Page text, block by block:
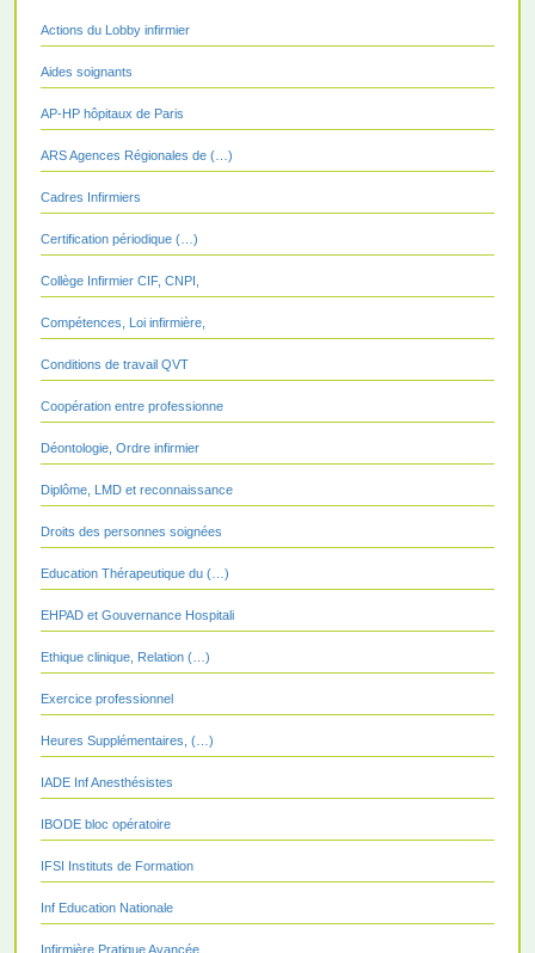
Actions du Lobby infirmier
Aides soignants
AP-HP hôpitaux de Paris
ARS Agences Régionales de (…)
Cadres Infirmiers
Certification périodique (…)
Collège Infirmier CIF, CNPI,
Compétences, Loi infirmière,
Conditions de travail QVT
Coopération entre professionne
Déontologie, Ordre infirmier
Diplôme, LMD et reconnaissance
Droits des personnes soignées
Education Thérapeutique du (…)
EHPAD et Gouvernance Hospitali
Ethique clinique, Relation (…)
Exercice professionnel
Heures Supplémentaires, (…)
IADE Inf Anesthésistes
IBODE bloc opératoire
IFSI Instituts de Formation
Inf Education Nationale
Infirmière Pratique Avancée